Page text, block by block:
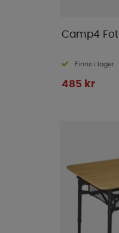
Camp4
Finns i lager
485 kr